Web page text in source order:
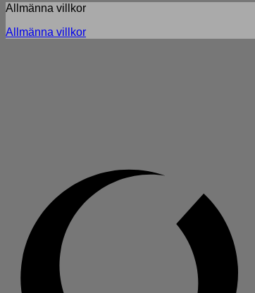
Allmänna villkor
Allmänna villkor